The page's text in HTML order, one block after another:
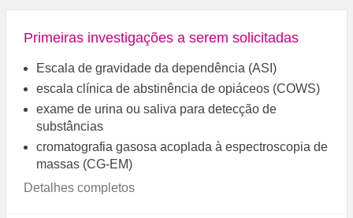
Primeiras investigações a serem solicitadas
Escala de gravidade da dependência (ASI)
escala clínica de abstinência de opiáceos (COWS)
exame de urina ou saliva para detecção de
substâncias
cromatografia gasosa acoplada à espectroscopia de
massas (CG-EM)
Detalhes completos